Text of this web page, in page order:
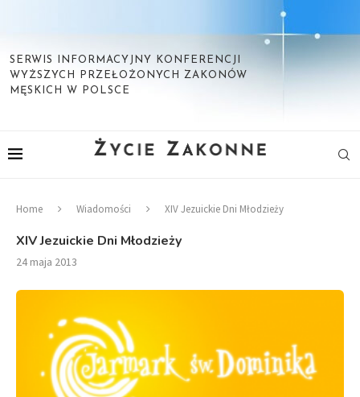
SERWIS INFORMACYJNY KONFERENCJI
WYŻSZYCH PRZEŁOŻONYCH ZAKONÓW
MĘSKICH W POLSCE
Home Wiadomości XIV Jezuickie Dni Młodzieży
XIV Jezuickie Dni Młodzieży
24 maja 2013